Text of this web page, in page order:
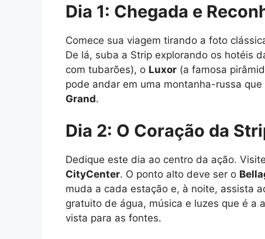
Dia 1: Chegada e
Comece sua viagem tirando a foto
De lá, suba a Strip explorando os hotéis
com tubarões), o Luxor (a famosa
pode andar em uma montanha-russa
Grand.
Dia 2: O Coração da
Dedique este dia ao centro da ação.
CityCenter. O ponto alto deve ser o
muda a cada estação e, à noite, assista
gratuito de água, música e luzes que é a
vista para as fontes.